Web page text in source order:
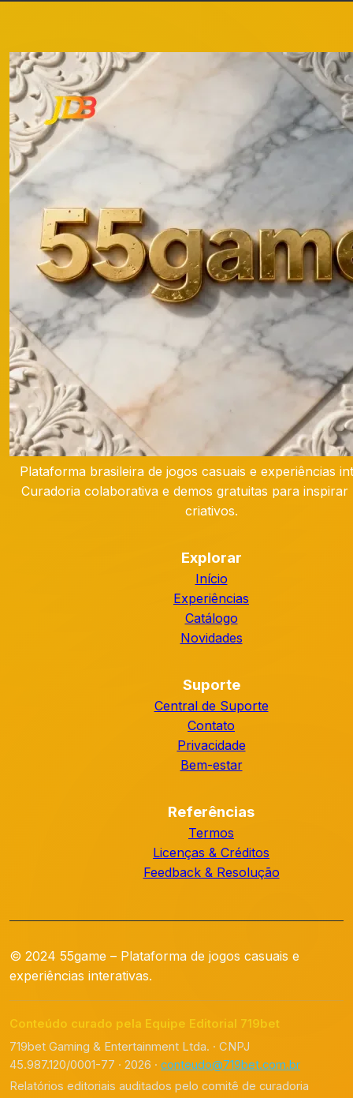
Plataforma brasileira de jogos casuais e experiências
Curadoria colaborativa e demos gratuitas para inspirar
criativos.
Explorar
Início
Experiências
Catálogo
Novidades
Suporte
Central de Suporte
Contato
Privacidade
Bem-estar
Referências
Termos
Licenças & Créditos
Feedback & Resolução
© 2024 55game – Plataforma de jogos casuais e
experiências interativas.
Conteúdo curado pela Equipe Editorial 719bet
719bet Gaming & Entertainment Ltda. · CNPJ
45.987.120/0001-77 · 2026 · conteudo@719bet.com.br
Relatórios editoriais auditados pelo comitê de curadoria